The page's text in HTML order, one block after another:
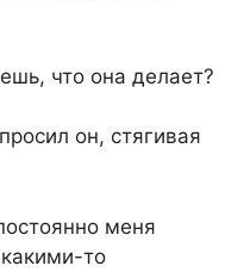
что она делает?
он, стягивая
меня
какими-то